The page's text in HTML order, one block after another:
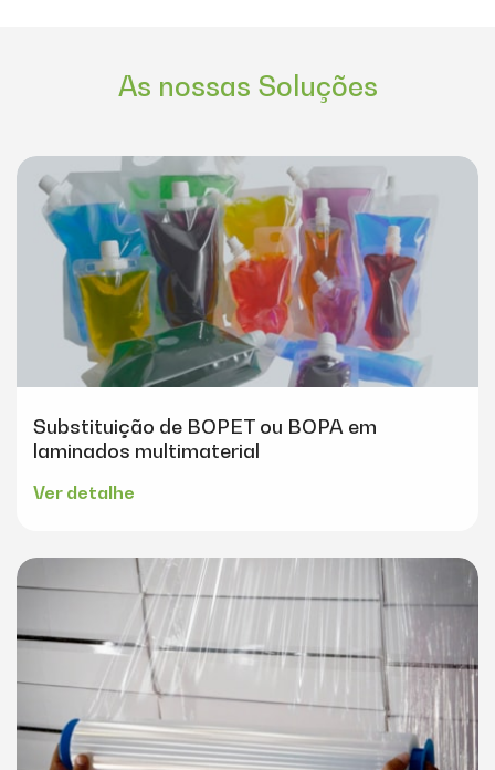
As nossas Soluções
Substituição de BOPET ou BOPA em
laminados multimaterial
Ver detalhe